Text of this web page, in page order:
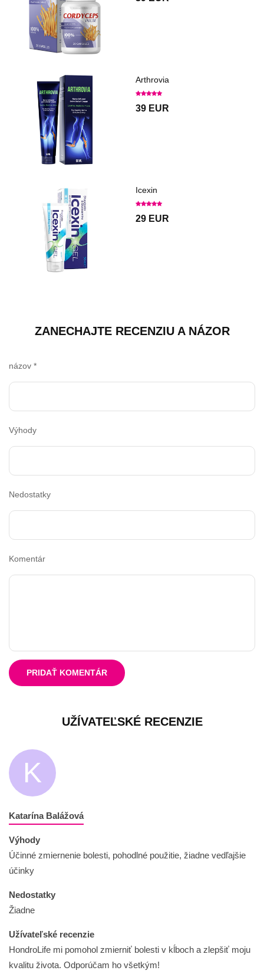
Arthrovia
39 EUR
Icexin
29 EUR
ZANECHAJTE RECENZIU A NÁZOR
názov *
Výhody
Nedostatky
Komentár
PRIDAŤ KOMENTÁR
UŽÍVATEĽSKÉ RECENZIE
K
Katarína Balážová
Výhody
Účinné zmiernenie bolesti, pohodlné použitie, žiadne vedľajšie
účinky
Nedostatky
Žiadne
Užívateľské recenzie
HondroLife mi pomohol zmierniť bolesti v kĺboch a zlepšiť moju
kvalitu života. Odporúčam ho všetkým!